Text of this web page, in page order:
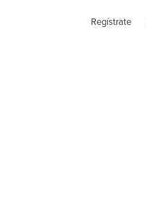
Regístrate